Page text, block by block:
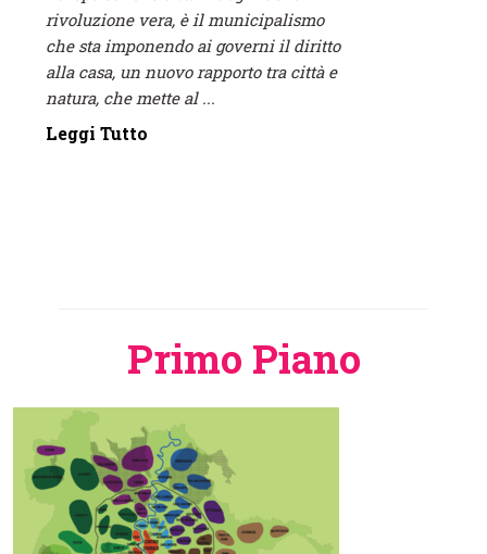
rivoluzione vera, è il municipalismo
che sta imponendo ai governi il diritto
alla casa, un nuovo rapporto tra città e
natura, che mette al ...
Leggi Tutto
Primo Piano